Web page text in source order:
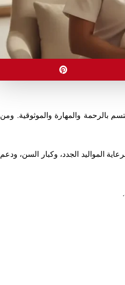
بالرحمة والمهارة والموثوقية. ومن
المواليد الجدد، وكبار السن، ودعم